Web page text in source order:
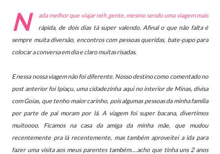
N
ada melhor que viajar néh gente, mesmo sendo uma viagem mais
rápida, de dois dias tá super valendo. Afinal o que não falta é
sempre muita diversão, encontros com pessoas queridas, bate-papo para
colocar a conversa em dia e claro muitas risadas.
E nessa nossa viagem não foi diferente. Nosso destino como comentado no
post anterior foi Ipiaçu, uma cidadezinha aqui no interior de Minas, divisa
com Goias, que tenho maior carinho, pois algumas pessoas da minha família
por parte de pai moram por lá. A viagem foi super bacana, divertimos
muitoooo. Ficamos na casa da amiga da minha mãe, que mudou
recentemente pra lá recentemente, mas também aproveitei a ida para
fazer uma visita aos meus parentes também....acho que tinha uns 2 anos